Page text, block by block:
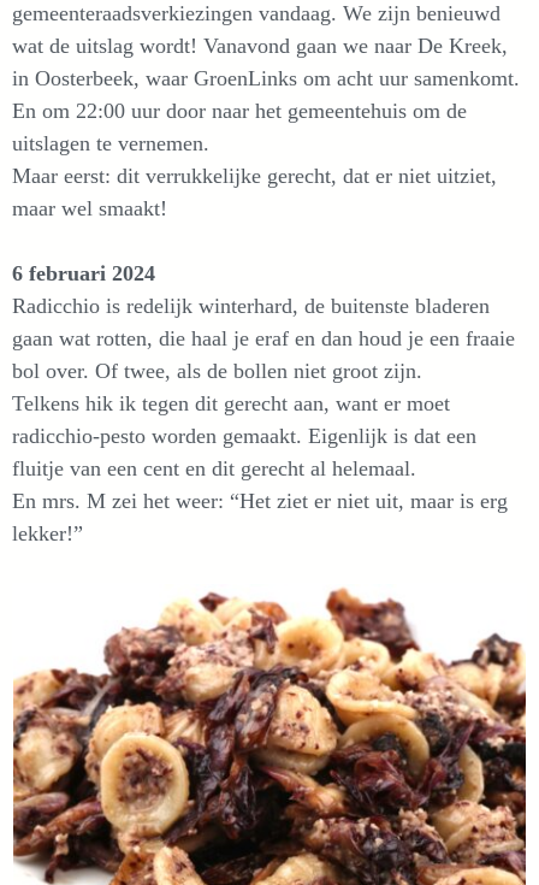
gemeenteraadsverkiezingen vandaag. We zijn benieuwd
wat de uitslag wordt! Vanavond gaan we naar De Kreek,
in Oosterbeek, waar GroenLinks om acht uur samenkomt.
En om 22:00 uur door naar het gemeentehuis om de
uitslagen te vernemen.
Maar eerst: dit verrukkelijke gerecht, dat er niet uitziet,
maar wel smaakt!
6 februari 2024
Radicchio is redelijk winterhard, de buitenste bladeren
gaan wat rotten, die haal je eraf en dan houd je een fraaie
bol over. Of twee, als de bollen niet groot zijn.
Telkens hik ik tegen dit gerecht aan, want er moet
radicchio-pesto worden gemaakt. Eigenlijk is dat een
fluitje van een cent en dit gerecht al helemaal.
En mrs. M zei het weer: “Het ziet er niet uit, maar is erg
lekker!”